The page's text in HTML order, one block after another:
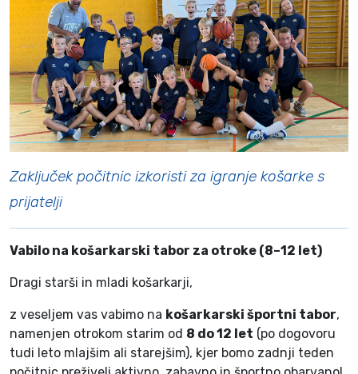
Zaključek počitnic izkoristi za igranje košarke s
prijatelji
Vabilo na košarkarski tabor za otroke (8–12 let)
Dragi starši in mladi košarkarji,
z veseljem vas vabimo na košarkarski športni tabor,
namenjen otrokom starim od 8 do 12 let (po dogovoru
tudi leto mlajšim ali starejšim), kjer bomo zadnji teden